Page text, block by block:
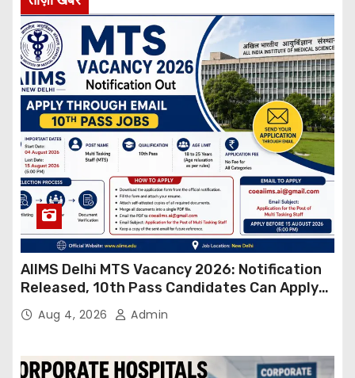
AIIMS Delhi MTS Vacancy 2026: Notification
Released, 10th Pass Candidates Can Apply
Through Email
Aug 4, 2026 Admin